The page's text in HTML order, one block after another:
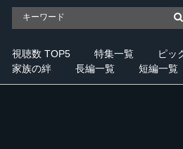
視聴数 TOP5 特集一覧
ピッ
家族の絆
長編一覧 短編一覧